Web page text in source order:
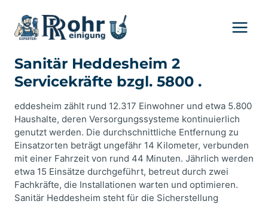
Inhalt
springen
Sanitär Heddesheim 2
Servicekräfte bzgl. 5800 .
eddesheim zählt rund 12.317 Einwohner und etwa 5.800
Haushalte, deren Versorgungssysteme kontinuierlich
genutzt werden. Die durchschnittliche Entfernung zu
Einsatzorten beträgt ungefähr 14 Kilometer, verbunden
mit einer Fahrzeit von rund 44 Minuten. Jährlich werden
etwa 15 Einsätze durchgeführt, betreut durch zwei
Fachkräfte, die Installationen warten und optimieren.
Sanitär Heddesheim steht für die Sicherstellung